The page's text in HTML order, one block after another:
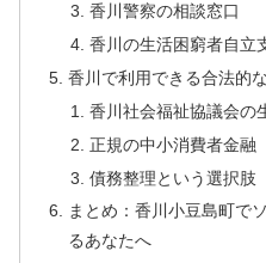
香川警察の相談窓口
香川の生活困窮者自立
香川で利用できる合法的
香川社会福祉協議会の
正規の中小消費者金融
債務整理という選択肢
まとめ：香川小豆島町で
るあなたへ